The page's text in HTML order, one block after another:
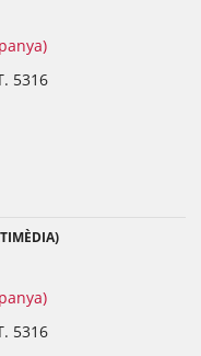
5316
5316